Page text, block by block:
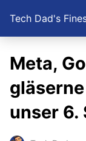
Tech Dad's
Meta,
unser 6.